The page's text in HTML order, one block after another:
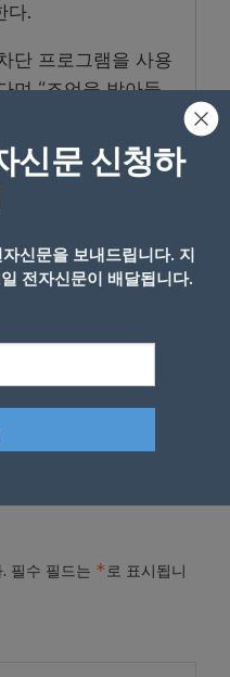
다.
단 프로그램을 사용
며 “조언을 받아들
도 불구하고 스위니
추적할 수 있을까.
복잡할 뿐이다”라고
단 전재 및 재배포 금지
필수 필드는 *로 표시됩니
신문 신청하
신문을 보내드립니다. 지
전자신문이 배달됩니다.